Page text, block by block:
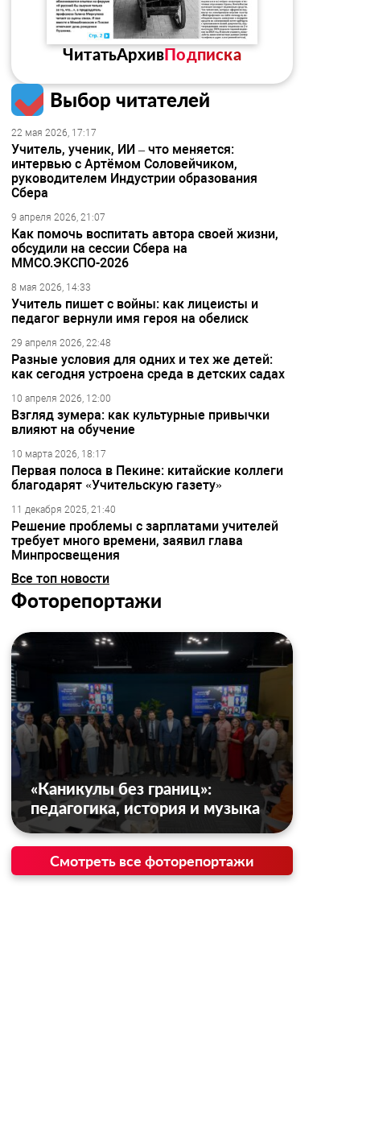
ЧитатьАрхивПодписка
Выбор читателей
22 мая 2026, 17:17
Учитель, ученик, ИИ – что меняется:
интервью с Артёмом Соловейчиком,
руководителем Индустрии образования
Сбера
9 апреля 2026, 21:07
Как помочь воспитать автора своей жизни,
обсудили на сессии Сбера на
ММСО.ЭКСПО-2026
8 мая 2026, 14:33
Учитель пишет с войны: как лицеисты и
педагог вернули имя героя на обелиск
29 апреля 2026, 22:48
Разные условия для одних и тех же детей:
как сегодня устроена среда в детских садах
10 апреля 2026, 12:00
Взгляд зумера: как культурные привычки
влияют на обучение
10 марта 2026, 18:17
Первая полоса в Пекине: китайские коллеги
благодарят «Учительскую газету»
11 декабря 2025, 21:40
Решение проблемы с зарплатами учителей
требует много времени, заявил глава
Минпросвещения
Все топ новости
Фоторепортажи
«Каникулы без границ»:
педагогика, история и музыка
Смотреть все фоторепортажи